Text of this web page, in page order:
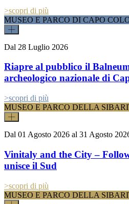
>scopri di più
MUSEO E PARCO DI CAPO
Dal 28 Luglio 2026
Riapre al pubblico il
archeologico nazionale di
>scopri di più
MUSEO E PARCO DELLA
Dal 01 Agosto 2026 al 31 Agosto
Vinitaly and the City –
unisce il Sud
>scopri di più
MUSEO E PARCO DELLA